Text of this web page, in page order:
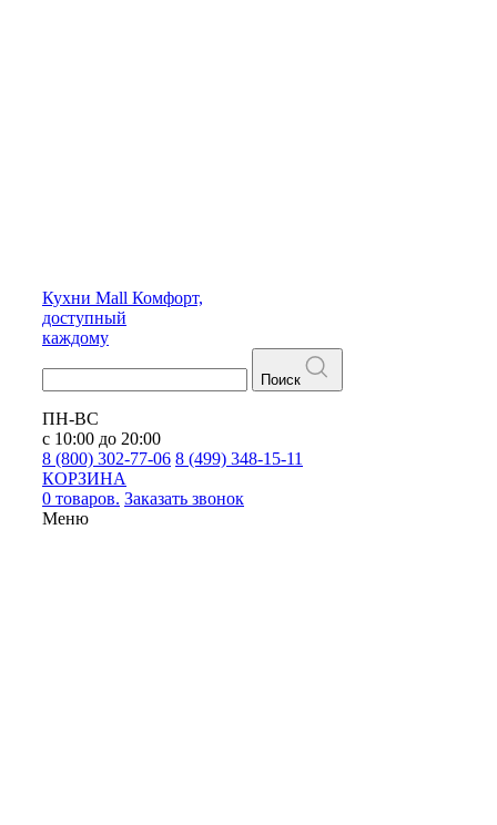
Кухни Mall Комфорт,
доступный
каждому
Поиск
ПН-ВС
с 10:00 до 20:00
8 (800) 302-77-06 8 (499) 348-15-11
КОРЗИНА
0 товаров. Заказать звонок
Меню